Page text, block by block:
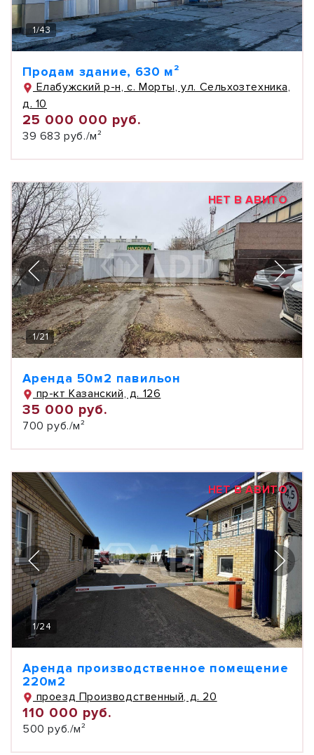
1/43
Продам здание, 630 м²
Елабужский р-н, с. Морты, ул. Сельхозтехника,
д. 10
25 000 000 руб.
39 683 руб./м²
НЕТ В АВИТО
1/21
Аренда 50м2 павильон
пр-кт Казанский, д. 126
35 000 руб.
700 руб./м²
НЕТ В АВИТО
1/24
Аренда производственное помещение
220м2
проезд Производственный, д. 20
110 000 руб.
500 руб./м²